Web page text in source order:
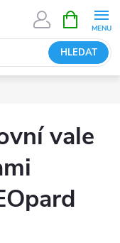
HLEDAT
NÁKUPNÍ
KOŠÍK
vale